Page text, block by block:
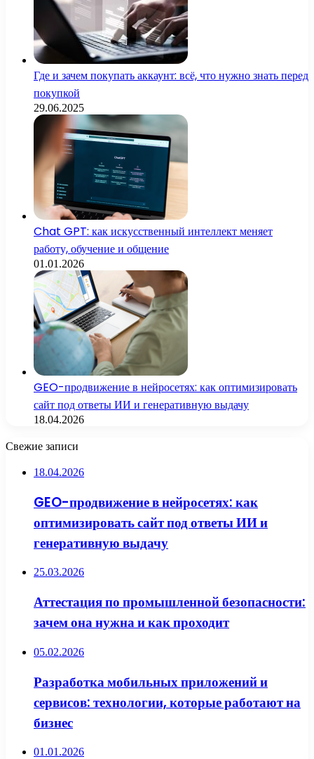
Где и зачем покупать аккаунт: всё, что нужно знать перед
покупкой
29.06.2025
Chat GPT: как искусственный интеллект меняет
работу, обучение и общение
01.01.2026
GEO-продвижение в нейросетях: как оптимизировать
сайт под ответы ИИ и генеративную выдачу
18.04.2026
Свежие записи
18.04.2026
GEO-продвижение в нейросетях: как
оптимизировать сайт под ответы ИИ и
генеративную выдачу
25.03.2026
Аттестация по промышленной безопасности:
зачем она нужна и как проходит
05.02.2026
Разработка мобильных приложений и
сервисов: технологии, которые работают на
бизнес
01.01.2026